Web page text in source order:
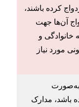
کرده باشند،
آن‌ها جهت
خانوادگی و
مورد نیاز
به‌صورت
باشد، مدارک